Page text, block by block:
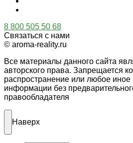
8 800 505 50 68
Связаться с нами
© aroma-reality.ru
Все материалы данного сайта
авторского права. Запрещается
распространение или любое иное
информации без
правообладателя
Наверх